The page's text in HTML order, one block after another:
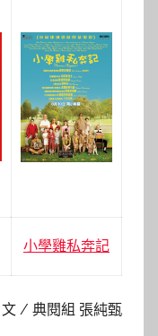
小學雞私奔記
文 / 典閱組 張純甄